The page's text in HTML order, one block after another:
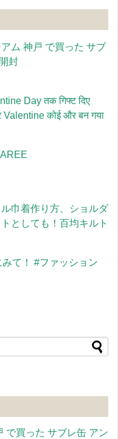
ム 神戸 で買った サブ
封
Day तक गिफ्ट दिए
Valentine कोई और बन गया
巾着作り方、ショルダ
としても！百均キルト
て！ #ファッション
で買った サブレ缶 アン